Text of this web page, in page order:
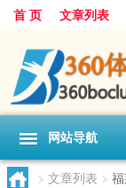
首 页 文章列表
网站导航
> 文章列表 >